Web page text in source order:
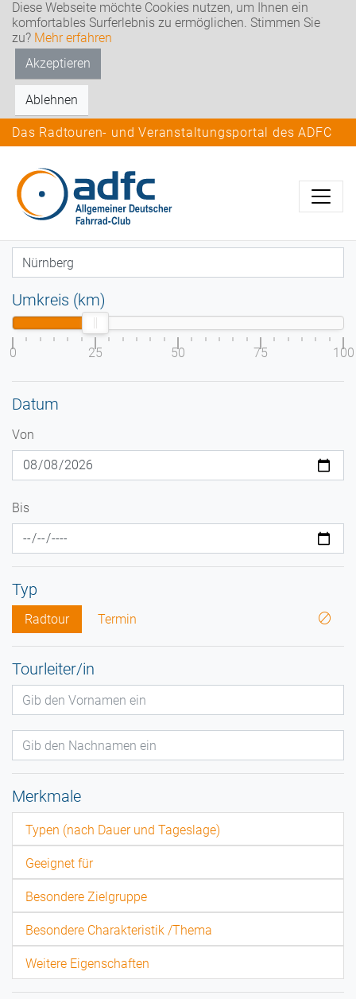
Diese Webseite möchte Cookies nutzen, um Ihnen ein
komfortables Surferlebnis zu ermöglichen. Stimmen Sie
zu? Mehr erfahren
Akzeptieren
Ablehnen
Das Radtouren- und Veranstaltungsportal des ADFC
Umkreis (km)
0 25 50 75 100
Datum
Von
Bis
Typ
Radtour Termin
Tourleiter/in
Merkmale
Typen (nach Dauer und Tageslage)
Geeignet für
Besondere Zielgruppe
Besondere Charakteristik /Thema
Weitere Eigenschaften